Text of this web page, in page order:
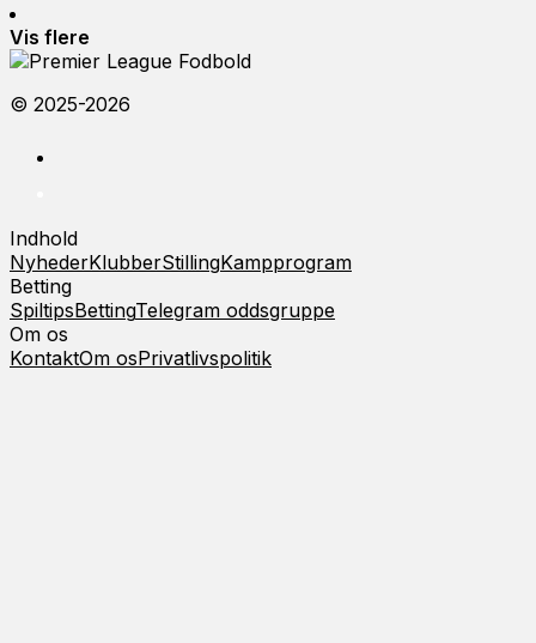
Vis flere
© 2025-2026
Indhold
NyhederKlubberStillingKampprogram
Betting
SpiltipsBettingTelegram oddsgruppe
Om os
KontaktOm osPrivatlivspolitik